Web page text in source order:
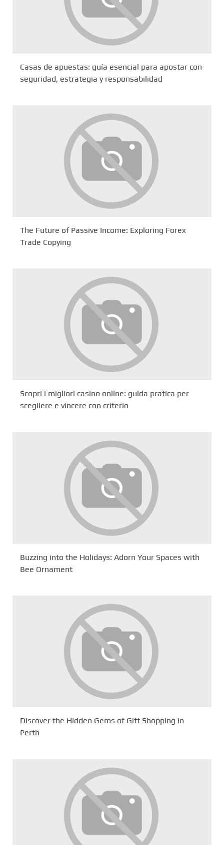
Casas de apuestas: guía esencial para apostar con
seguridad, estrategia y responsabilidad
The Future of Passive Income: Exploring Forex
Trade Copying
Scopri i migliori casino online: guida pratica per
scegliere e vincere con criterio
Buzzing into the Holidays: Adorn Your Spaces with
Bee Ornament
Discover the Hidden Gems of Gift Shopping in
Perth